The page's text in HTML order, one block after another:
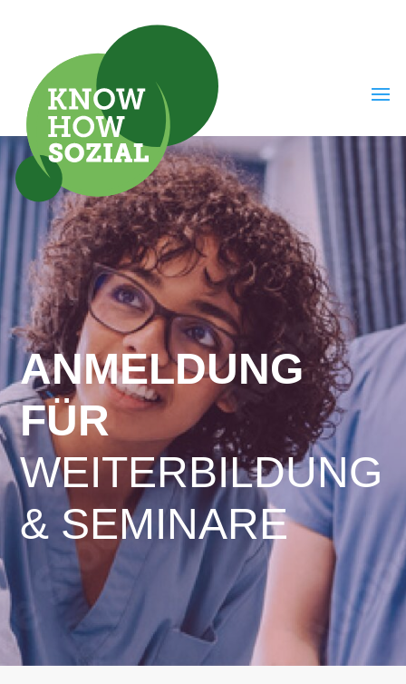
ANMELDUNG
FÜR
WEITERBILDUNG
& SEMINARE